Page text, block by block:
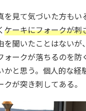
を見て気づいた方もい
ケーキにフォークが刺
を聞いたことはないが
ォークが落ちるのを防
かと思う。個人的な経
が突き刺してある。